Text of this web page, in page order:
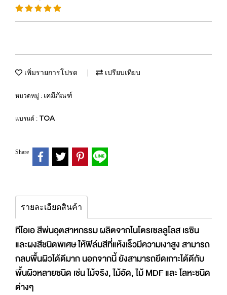
เพิ่มรายการโปรด เปรียบเทียบ
หมวดหมู่ : เคมีภัณฑ์
แบรนด์ : TOA
Share
รายละเอียดสินค้า
ทีโอเอ สีพ่นอุตสาหกรรม ผลิตจากไนโตรเซลลูโลส เรซิน
และผงสีชนิดพิเศษ ให้ฟิล์มสีที่แห้งเร็วมีความเงาสูง สามารถ
กลบพื้นผิวได้ดีมาก นอกจากนี้ ยังสามารถยึดเกาะได้ดีกับ
พื้นผิวหลายชนิด เช่น ไม้จริง, ไม้อัด, ไม้ MDF และ โลหะชนิด
ต่างๆ